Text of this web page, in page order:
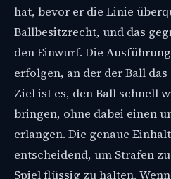
hat, bevor er die Linie
Ballbesitzrecht, und das
den Einwurf. Die
erfolgen, an der der Ball
Ziel ist es, den Ball schnell
bringen, ohne dabei einen
erlangen. Die genaue
entscheidend, um Strafen
Spiel flüssig zu halten.